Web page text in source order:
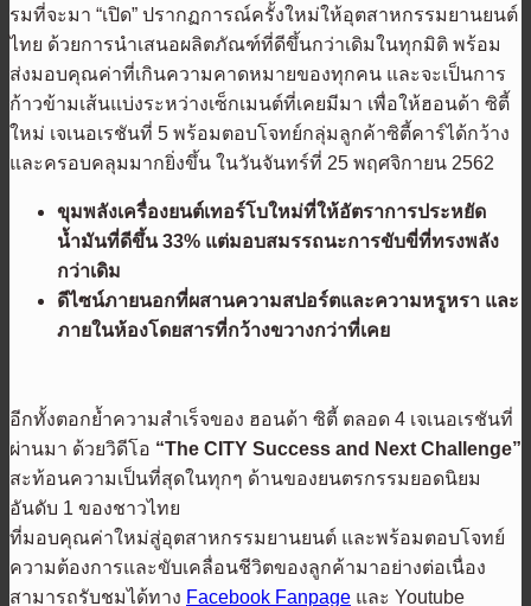
รมที่จะมา “เปิด” ปรากฏการณ์ครั้งใหม่ให้อุตสาหกรรมยานยนต์
ไทย ด้วยการนำเสนอผลิตภัณฑ์ที่ดีขึ้นกว่าเดิมในทุกมิติ พร้อม
ส่งมอบคุณค่าที่เกินความคาดหมายของทุกคน และจะเป็นการ
ก้าวข้ามเส้นแบ่งระหว่างเซ็กเมนต์ที่เคยมีมา เพื่อให้ฮอนด้า ซิตี้
ใหม่ เจเนอเรชันที่ 5 พร้อมตอบโจทย์กลุ่มลูกค้าซิตี้คาร์ได้กว้าง
และครอบคลุมมากยิ่งขึ้น ในวันจันทร์ที่ 25 พฤศจิกายน 2562
ขุมพลังเครื่องยนต์เทอร์โบใหม่ที่ให้อัตราการประหยัด
น้ำมันที่ดีขึ้น33% แต่มอบสมรรถนะการขับขี่ที่ทรงพลัง
กว่าเดิม
ดีไซน์ภายนอกที่ผสานความสปอร์ตและความหรูหรา และ
ภายในห้องโดยสารที่กว้างขวางกว่าที่เคย
อีกทั้งตอกย้ำความสำเร็จของ ฮอนด้า ซิตี้ ตลอด 4 เจเนอเรชันที่
ผ่านมา ด้วยวิดีโอ “The CITY Success and Next Challenge”
สะท้อนความเป็นที่สุดในทุกๆ ด้านของยนตรกรรมยอดนิยม
อันดับ 1 ของชาวไทย
ที่มอบคุณค่าใหม่สู่อุตสาหกรรมยานยนต์ และพร้อมตอบโจทย์
ความต้องการและขับเคลื่อนชีวิตของลูกค้ามาอย่างต่อเนื่อง
สามารถรับชมได้ทาง Facebook Fanpage และ Youtube